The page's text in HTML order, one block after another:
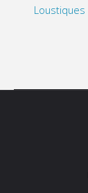
Loustiques